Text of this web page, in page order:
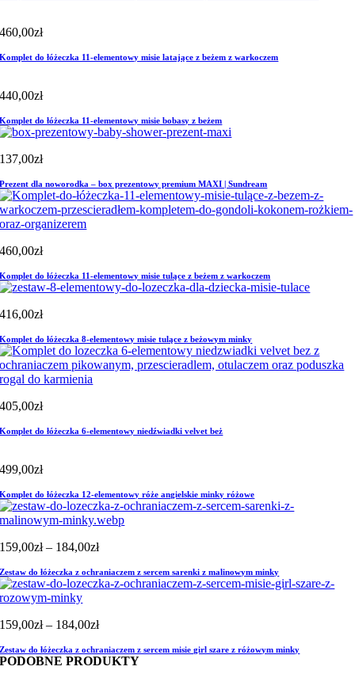
460,00zł
Komplet do łóżeczka 11-elementowy misie latające z beżem z warkoczem
440,00zł
Komplet do łóżeczka 11-elementowy misie bobasy z beżem
137,00zł
Prezent dla noworodka – box prezentowy premium MAXI | Sundream
460,00zł
Komplet do łóżeczka 11-elementowy misie tulące z beżem z warkoczem
416,00zł
Komplet do łóżeczka 8-elementowy misie tulące z beżowym minky
405,00zł
Komplet do łóżeczka 6-elementowy niedźwiadki velvet beż
499,00zł
Komplet do łóżeczka 12-elementowy róże angielskie minky różowe
159,00zł – 184,00złZakres
od
159,00zł
Zestaw do łóżeczka z ochraniaczem z sercem sarenki z malinowym minky
159,00zł – 184,00złZakres
od
159,00zł
Zestaw do łóżeczka z ochraniaczem z sercem misie girl szare z różowym minky
PODOBNE PRODUKTY